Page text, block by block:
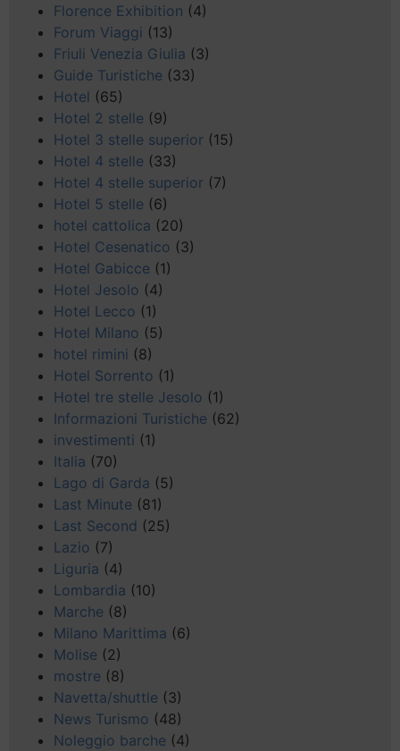
Florence Exhibition (4)
Forum Viaggi (13)
Friuli Venezia Giulia (3)
Guide Turistiche (33)
Hotel (65)
Hotel 2 stelle (9)
Hotel 3 stelle superior (15)
Hotel 4 stelle (33)
Hotel 4 stelle superior (7)
Hotel 5 stelle (6)
hotel cattolica (20)
Hotel Cesenatico (3)
Hotel Gabicce (1)
Hotel Jesolo (4)
Hotel Lecco (1)
Hotel Milano (5)
hotel rimini (8)
Hotel Sorrento (1)
Hotel tre stelle Jesolo (1)
Informazioni Turistiche (62)
investimenti (1)
Italia (70)
Lago di Garda (5)
Last Minute (81)
Last Second (25)
Lazio (7)
Liguria (4)
Lombardia (10)
Marche (8)
Milano Marittima (6)
Molise (2)
mostre (8)
Navetta/shuttle (3)
News Turismo (48)
Noleggio barche (4)